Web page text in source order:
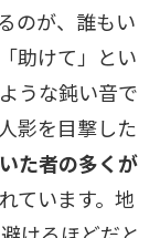
のが、誰もい
助けて」とい
うな鈍い音で
影を目撃した
た者の多くが
ています。地